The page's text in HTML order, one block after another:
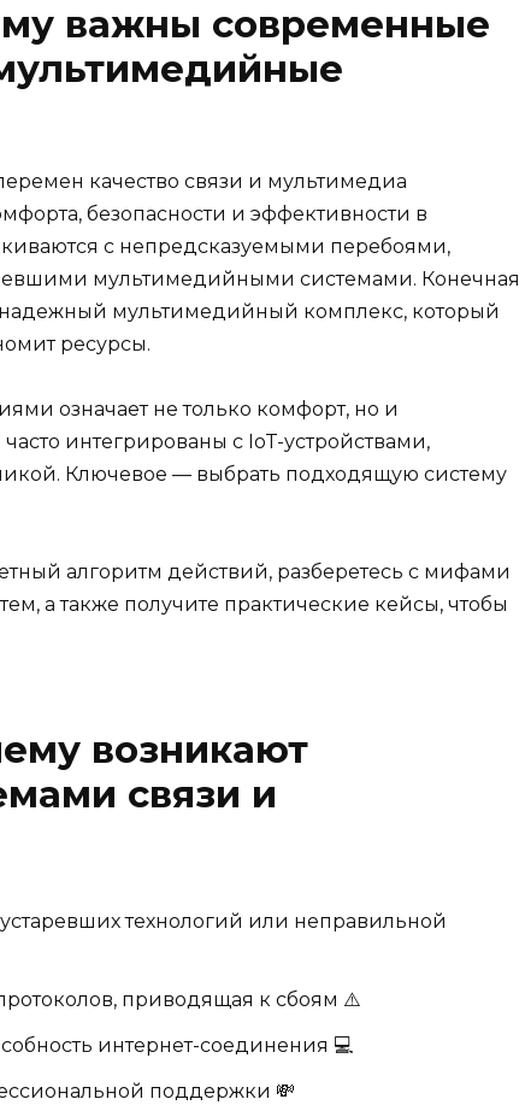
важны современные
качество связи и мультимедиа
безопасности и эффективности в
с непредсказуемыми перебоями,
мультимедийными системами. Конечная
мультимедийный комплекс, который
ресурсы.
означает не только комфорт, но и
интегрированы с IoT-устройствами,
Ключевое — выбрать подходящую систему
алгоритм действий, разберетесь с мифами
а также получите практические кейсы, чтобы
возникают
связи и
технологий или неправильной
приводящая к сбоям ⚠️
интернет-соединения 💻
поддержки 💸